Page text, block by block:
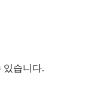
있습니다.